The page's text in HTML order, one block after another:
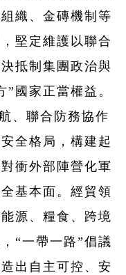
織、金磚機制等
堅定維護以聯合
抵制集團政治與
國家正當權益。
、聯合防務協作
全格局，構建起
衝外部陣營化軍
基本面。經貿領
源、糧食、跨境
“一帶一路”倡議
出自主可控、安